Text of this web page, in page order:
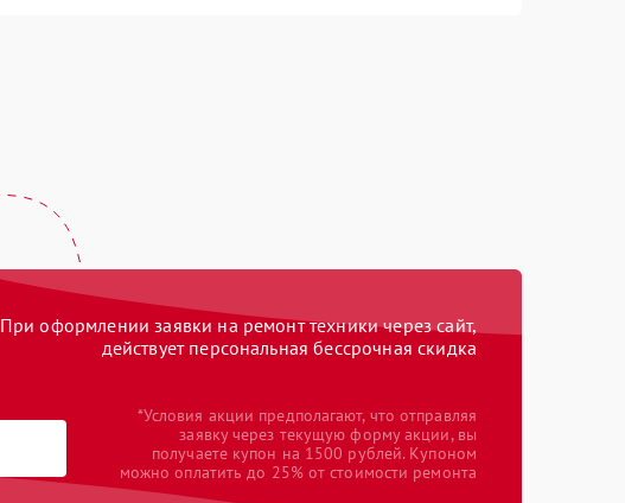
При оформлении заявки на ремонт техники через сайт,
действует персональная бессрочная скидка
*Условия акции предполагают, что отправляя
заявку через текущую форму акции, вы
получаете купон на 1500 рублей. Купоном
можно оплатить до 25% от стоимости ремонта